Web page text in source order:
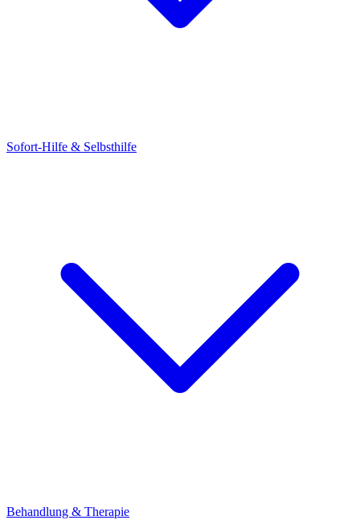
Sofort-Hilfe & Selbsthilfe
Behandlung & Therapie